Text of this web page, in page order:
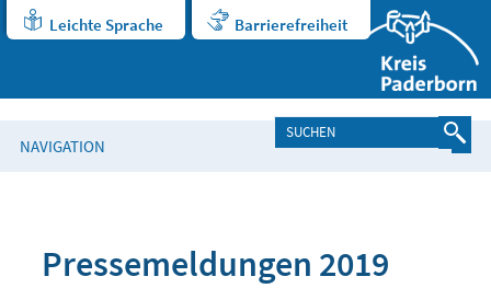
Leichte Sprache Barrierefreiheit
NAVIGATION
Pressemeldungen 2019